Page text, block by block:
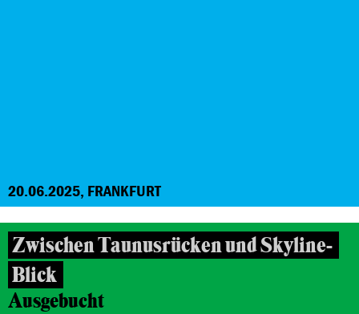
20.06.2025, FRANKFURT
Zwischen Taunusrücken und Skyline-
Blick
Ausgebucht